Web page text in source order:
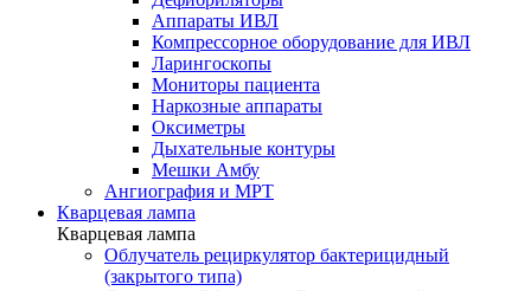
Аппараты ИВЛ
Компрессорное оборудование для ИВЛ
Ларингоскопы
Мониторы пациента
Наркозные аппараты
Оксиметры
Дыхательные контуры
Мешки Амбу
Ангиография и МРТ
Кварцевая лампа
Кварцевая лампа
Облучатель рециркулятор бактерицидный
(закрытого типа)